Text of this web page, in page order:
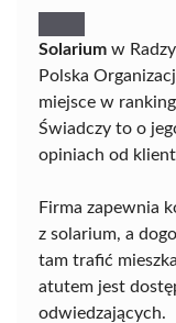
Solarium w
Polska
miejsce w
Świadczy to o
opiniach od
Firma zapewnia
z solarium, a
tam trafić
atutem jest
odwiedzających.